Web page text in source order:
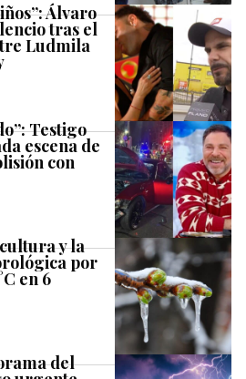
Álvaro
tras el
Ludmila
Testigo
escena de
con
y la
por
en 6
del